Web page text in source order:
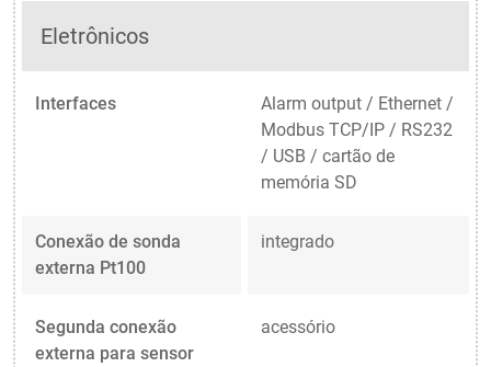
Eletrônicos
Interfaces
Alarm output / Ethernet /
Modbus TCP/IP / RS232
/ USB / cartão de
memória SD
Conexão de sonda
externa Pt100
integrado
Segunda conexão
externa para sensor
acessório